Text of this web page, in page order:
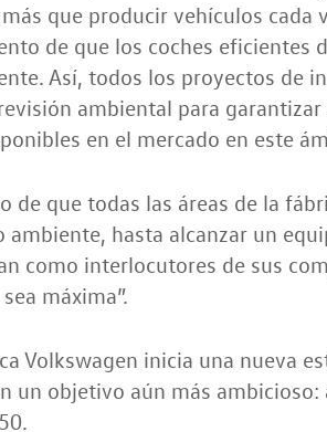
que producir vehículos cada
de que los coches eficientes
Así, todos los proyectos de
ambiental para
en el mercado en este
de que todas las áreas de la
ambiente, hasta alcanzar un
como interlocutores de sus
máxima”.
Volkswagen inicia una nueva
un objetivo aún más